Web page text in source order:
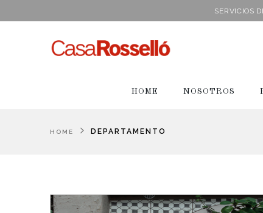
SERVICIOS
HOME NOSOTROS
HOME DEPARTAMENTO